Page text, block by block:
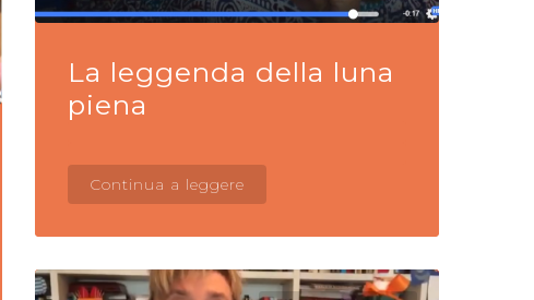
La leggenda della luna
piena
Continua a leggere